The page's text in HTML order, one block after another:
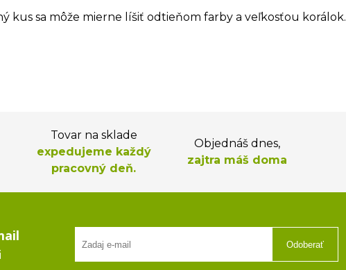
kus sa môže mierne líšiť odtieňom farby a veľkosťou korálok.
Tovar na sklade
expedujeme každý
pracovný deň.
Objednáš dnes,
zajtra máš doma
Odoberať